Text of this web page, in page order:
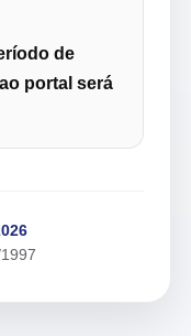
de
portal será